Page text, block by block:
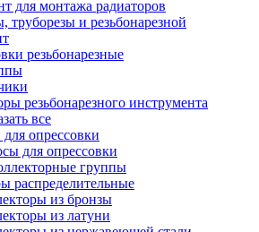
для монтажа радиаторов
труборезы и резьбонарезной
резьбонарезные
резьбонарезного инструмента
все
опрессовки
для опрессовки
группы
распределительные
из бронзы
из латуни